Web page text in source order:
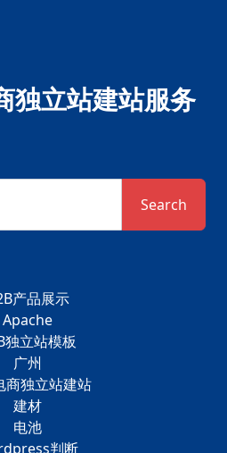
独立站建站服务
Search
产品展示
Apache
独立站模板
广州
商独立站建站
建材
电池
判断